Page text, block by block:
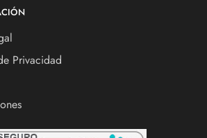
Privacidad